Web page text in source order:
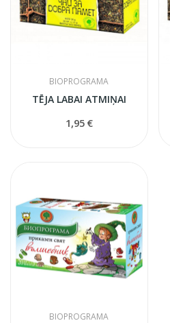
BIOPROGRAMA
TĒJA LABAI ATMIŅAI
1,95 €
BIOPROGRAMA